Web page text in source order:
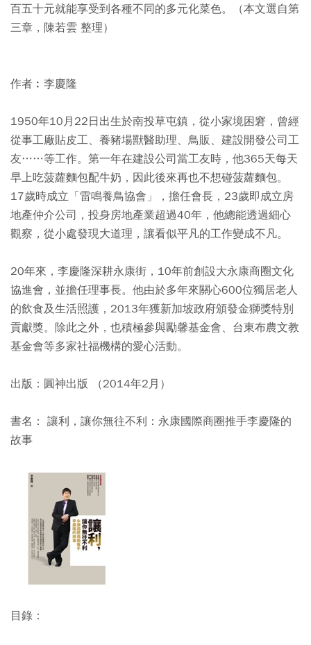
百五十元就能享受到各種不同的多元化菜色。（本文選自第
三章，陳若雲 整理）
作者︰李慶隆
1950年10月22日出生於南投草屯鎮，從小家境困窘，曾經
從事工廠貼皮工、養豬場獸醫助理、鳥販、建設開發公司工
友……等工作。第一年在建設公司當工友時，他365天每天
早上吃菠蘿麵包配牛奶，因此後來再也不想碰菠蘿麵包。
17歲時成立「雷鳴養鳥協會」，擔任會長，23歲即成立房
地產仲介公司，投身房地產業超過40年，他總能透過細心
觀察，從小處發現大道理，讓看似平凡的工作變成不凡。
20年來，李慶隆深耕永康街，10年前創設大永康商圈文化
協進會，並擔任理事長。他由於多年來關心600位獨居老人
的飲食及生活照護，2013年獲新加坡政府頒發金獅獎特別
貢獻獎。除此之外，也積極參與勵馨基金會、台東布農文教
基金會等多家社福機構的愛心活動。
出版：圓神出版 （2014年2月）
書名： 讓利，讓你無往不利：永康國際商圈推手李慶隆的
故事
目錄：